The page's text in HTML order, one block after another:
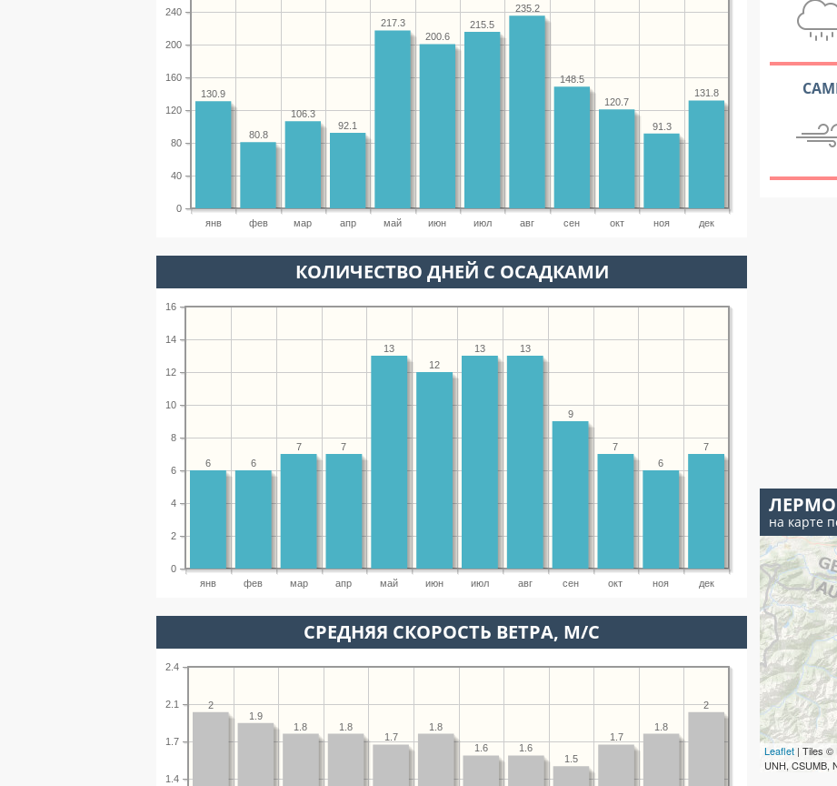
янв фев мар апр май июн июл авг сен окт ноя дек
0
40
80
120
160
200
240
131.8
91.3
120.7
148.5
235.2
215.5
200.6
217.3
92.1
106.3
80.8
130.9
КОЛИЧЕСТВО ДНЕЙ С ОСАДКАМИ
янв фев мар апр май июн июл авг сен окт ноя дек
0
2
4
6
8
10
12
14
16
7
6
7
9
13
13
12
13
7
7
6
6
СРЕДНЯЯ СКОРОСТЬ ВЕТРА, М/С
1.4
1.7
2.1
2.4
2
1.8
1.7
1.5
1.6
1.6
1.8
1.7
1.8
1.8
1.9
2
на карте
Leaflet | Tiles ©
UNH, CSUMB,